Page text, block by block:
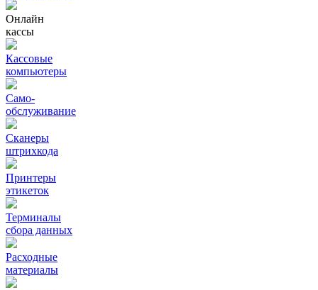
Онлайн
кассы
Кассовые
компьютеры
Само-
обслуживание
Сканеры
штрихкода
Принтеры
этикеток
Терминалы
сбора данных
Расходные
материалы